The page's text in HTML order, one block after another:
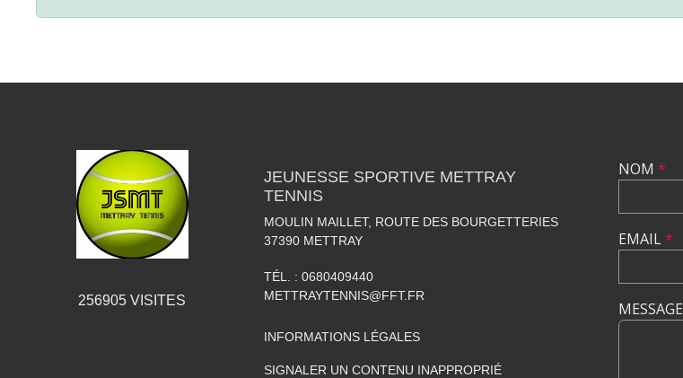
256905 VISITES
JEUNESSE SPORTIVE METTRAY
TENNIS
MOULIN MAILLET, ROUTE DES BOURGETTERIES
37390 METTRAY
TÉL. : 0680409440
METTRAYTENNIS@FFT.FR
INFORMATIONS LÉGALES
SIGNALER UN CONTENU INAPPROPRIÉ
NOM *
EMAIL*
MESSAGE